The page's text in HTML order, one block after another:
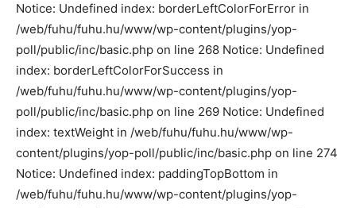
Notice: Undefined index: borderLeftColorForError in
/web/fuhu/fuhu.hu/www/wp-content/plugins/yop-
poll/public/inc/basic.php on line 268 Notice: Undefined
index: borderLeftColorForSuccess in
/web/fuhu/fuhu.hu/www/wp-content/plugins/yop-
poll/public/inc/basic.php on line 269 Notice: Undefined
index: textWeight in /web/fuhu/fuhu.hu/www/wp-
content/plugins/yop-poll/public/inc/basic.php on line 274
Notice: Undefined index: paddingTopBottom in
/web/fuhu/fuhu.hu/www/wp-content/plugins/yop-